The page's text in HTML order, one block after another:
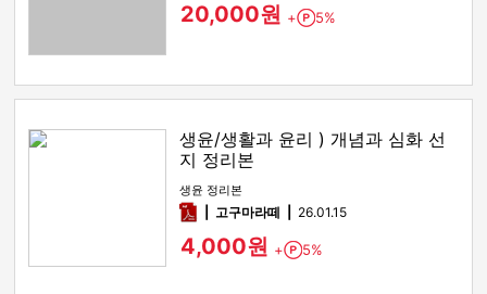
20,000원 + Point
5%
생윤/생활과 윤리 ) 개념과 심화 선
지 정리본
생윤 정리본
pdf고구마라떼 26.01.15
4,000원 + Point
5%